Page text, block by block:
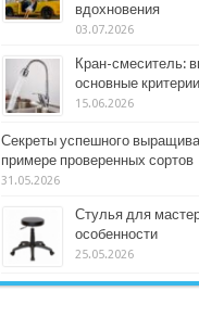
вдохновения
03.07.2026
Кран-смеситель:
основные
15.06.2026
Секреты успешного
примере проверенных сортов
31.05.2026
Стулья для
особенности
25.05.2026